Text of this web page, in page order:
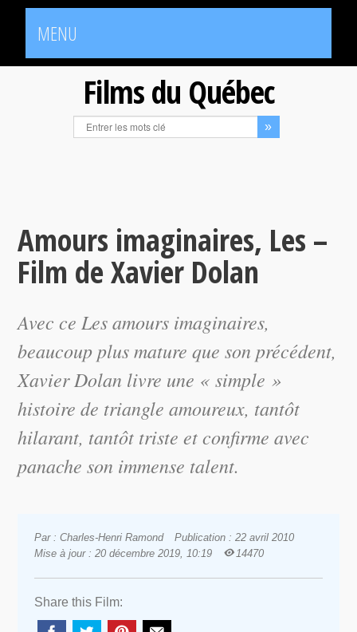
MENU
Films du Québec
Amours imaginaires, Les –
Film de Xavier Dolan
Avec ce Les amours imaginaires,
beaucoup plus mature que son précédent,
Xavier Dolan livre une « simple »
histoire de triangle amoureux, tantôt
hilarant, tantôt triste et confirme avec
panache son immense talent.
Par : Charles-Henri Ramond
Publication : 22 avril 2010
Mise à jour : 20 décembre 2019, 10:19
14470
Share this Film: